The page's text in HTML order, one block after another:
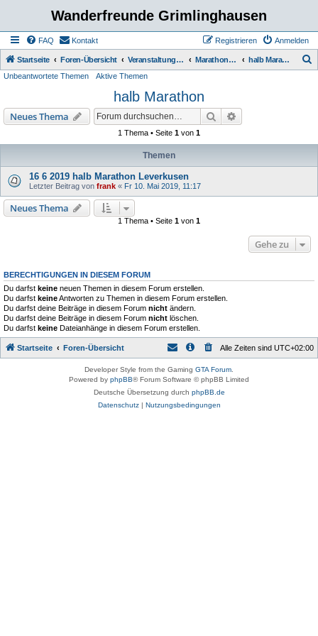
Wanderfreunde Grimlinghausen
FAQ Kontakt Anmelden
Registrieren
Startseite Foren-Übersicht Veranstaltungen / Wanderungen Marathon / halb Marathon halb Marathon
Unbeantwortete Themen Aktive Themen
halb Marathon
Neues Thema Suche
1 Thema • Seite 1 von 1
Themen
16 6 2019 halb Marathon Leverkusen
Letzter Beitrag von frank « Fr 10. Mai 2019, 11:17
Neues Thema
1 Thema • Seite 1 von 1
Gehe zu
BERECHTIGUNGEN IN DIESEM FORUM
Du darfst keine neuen Themen in diesem Forum erstellen.
Du darfst keineAntworten zu Themen in diesem Forum erstellen.
Du darfst deine Beiträge in diesem Forum nicht ändern.
Du darfst deine Beiträge in diesem Forum nicht löschen.
Du darfst keine Dateianhänge in diesem Forum erstellen.
Startseite Foren-Übersicht Alle Zeiten sind UTC+02:00
Developer Style from the Gaming GTA Forum
Powered by phpBB® Forum Software © phpBB Limited
Deutsche Übersetzung durch phpBB.de
Datenschutz| Nutzungsbedingungen